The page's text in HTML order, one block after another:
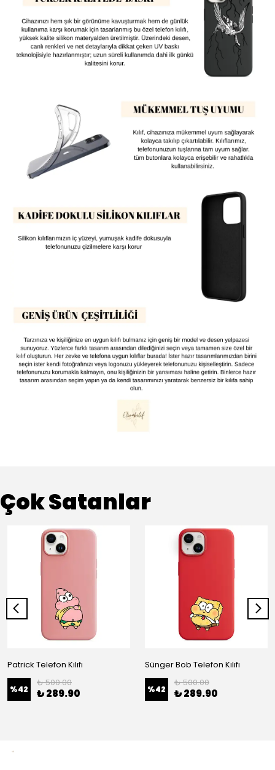
Çok Satanlar
Patrick Telefon Kılıfı
%42
₺ 500.00
₺ 289.90
Sünger Bob Telefon Kılıfı
%42
₺ 500.00
₺ 289.90